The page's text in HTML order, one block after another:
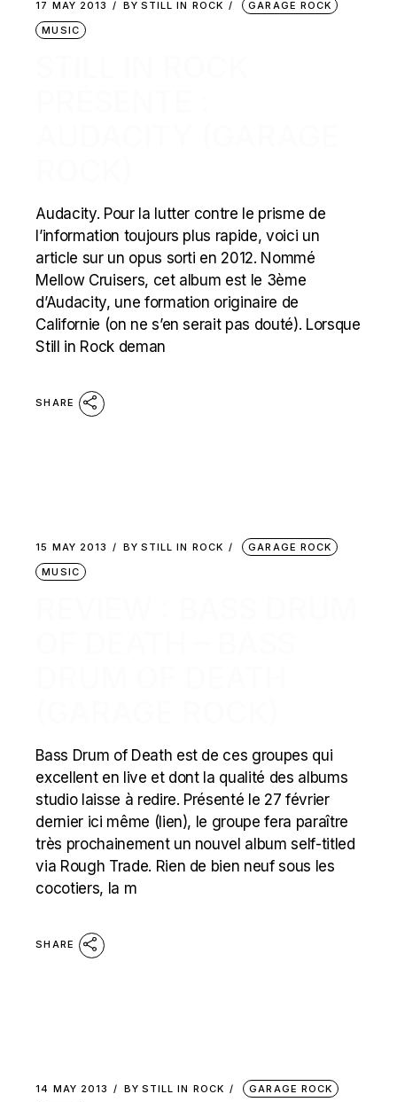
17 MAY 2013 BY STILL IN ROCK
GARAGE ROCK
MUSIC
Audacity. Pour la lutter contre le prisme de
l’information toujours plus rapide, voici un
article sur un opus sorti en 2012. Nommé
Mellow Cruisers, cet album est le 3ème
d’Audacity, une formation originaire de
Californie (on ne s’en serait pas douté). Lorsque
Still in Rock deman
SHARE
15 MAY 2013 BY STILL IN ROCK
GARAGE ROCK
MUSIC
Bass Drum of Death est de ces groupes qui
excellent en live et dont la qualité des albums
studio laisse à redire. Présenté le 27 février
dernier ici même (lien), le groupe fera paraître
très prochainement un nouvel album self-titled
via Rough Trade. Rien de bien neuf sous les
cocotiers, la m
SHARE
14 MAY 2013 BY STILL IN ROCK
GARAGE ROCK